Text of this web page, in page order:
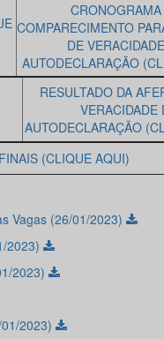
COMPARECIMENTO
DE
AUTODECLARAÇÃO
RESULTADO DA
VERACIDADE
AUTODECLARAÇÃO
(CLIQUE AQUI)
Vagas (26/01/2023)
2023)
2023)
2023)